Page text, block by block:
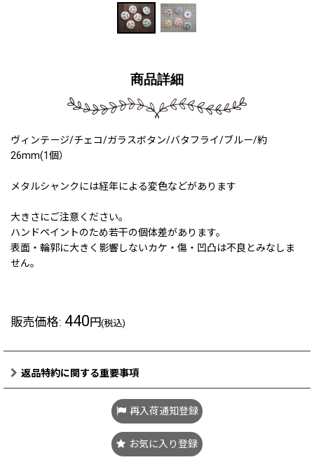
商品詳細
ヴィンテージ/チェコ/ガラスボタン/バタフライ/ブルー/約
26mm(1個）
メタルシャンクには経年による変色などがあります
大きさにご注意ください。
ハンドペイントのため若干の個体差があります。
表面・輪郭に大きく影響しないカケ・傷・凹凸は不良とみなしま
せん。
販売価格: 440円(税込)
返品特約に関する重要事項
再入荷通知登録
お気に入り登録